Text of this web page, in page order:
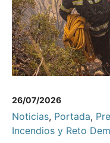
26/07/2026
Noticias, Portada,
Incendios y Reto